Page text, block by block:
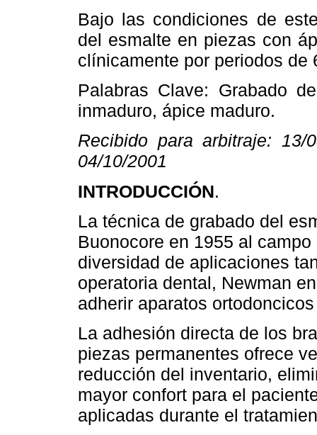
Bajo las condiciones de
del esmalte en piezas con
clínicamente por periodos de
Palabras Clave: Grabado
inmaduro, ápice maduro.
Recibido para arbitraje: 13/
04/10/2001
INTRODUCCIÓN.
La técnica de grabado del
Buonocore en 1955 al
diversidad de aplicaciones
operatoria dental, Newman
adherir aparatos
La adhesión directa de los
piezas permanentes ofrece
reducción del inventario,
mayor confort para el
aplicadas durante el